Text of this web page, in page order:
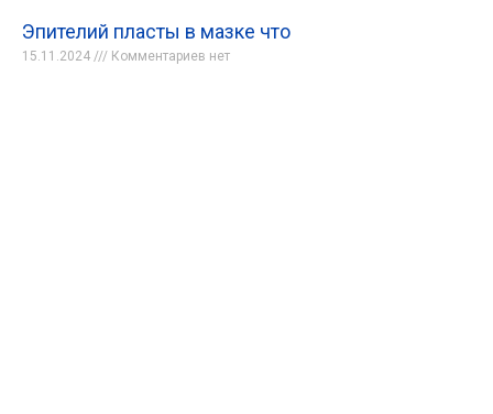
Эпителий пласты в мазке что
15.11.2024 Комментариев нет